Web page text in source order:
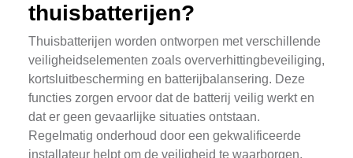
thuisbatterijen?
Thuisbatterijen worden ontworpen met verschillende
veiligheidselementen zoals oververhittingbeveiliging,
kortsluitbescherming en batterijbalansering. Deze
functies zorgen ervoor dat de batterij veilig werkt en
dat er geen gevaarlijke situaties ontstaan.
Regelmatig onderhoud door een gekwalificeerde
installateur helpt om de veiligheid te waarborgen.